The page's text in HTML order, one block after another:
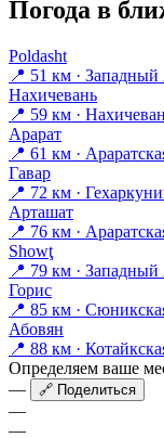
Погода в
Poldasht
📍 51 км ·
Нахичевань
📍 59 км ·
Арарат
📍 61 км ·
Гавар
📍 72 км ·
Арташат
📍 76 км ·
Showţ
📍 79 км ·
Горис
📍 85 км ·
Абовян
📍 88 км ·
Определяем ваше
—
🔗 Поделиться
—
—